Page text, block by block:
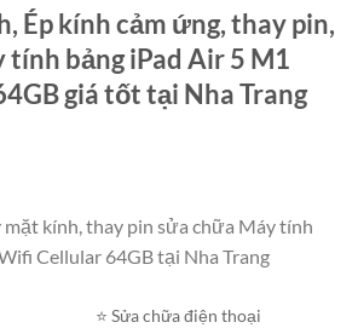
Ép kính cảm ứng, thay pin,
bảng iPad Air 5 M1
giá tốt tại Nha Trang
mặt kính, thay pin sửa chữa Máy tính
Cellular 64GB tại Nha Trang
⭐️ Sửa chữa điện thoại